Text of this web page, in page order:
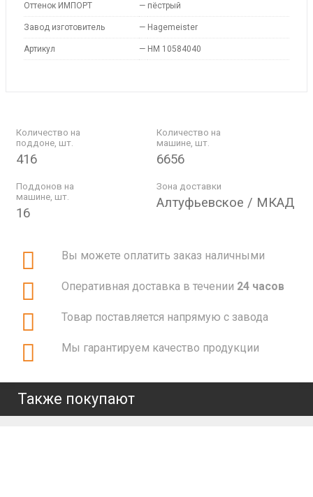
Оттенок ИМПОРТ — пёстрый
Завод изготовитель — Hagemeister
Артикул — HM 10584040
Количество на
поддоне, шт.
416
Количество на
машине, шт.
6656
Поддонов на
машине, шт.
16
Зона доставки
Алтуфьевское / МКАД
Вы можете оплатить заказ наличными
Оперативная доставка в течении 24 часов
Товар поставляется напрямую с завода
Мы гарантируем качество продукции
Также покупают